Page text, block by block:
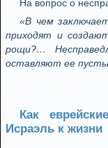
На вопрос о
«В чем
приходят и
рощи?…
оставляют ее
Как
Исраэль к жизни